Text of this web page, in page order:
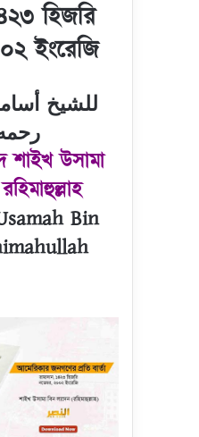
হিজরি
ইংরেজি
للشيخ
শাইখ উসামা
Bin